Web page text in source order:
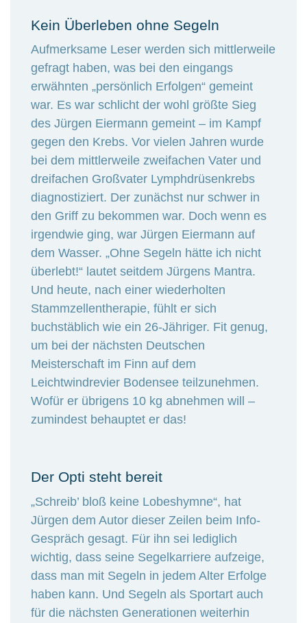
Kein Überleben ohne Segeln
Aufmerksame Leser werden sich mittlerweile
gefragt haben, was bei den eingangs
erwähnten „persönlich Erfolgen“ gemeint
war. Es war schlicht der wohl größte Sieg
des Jürgen Eiermann gemeint – im Kampf
gegen den Krebs. Vor vielen Jahren wurde
bei dem mittlerweile zweifachen Vater und
dreifachen Großvater Lymphdrüsenkrebs
diagnostiziert. Der zunächst nur schwer in
den Griff zu bekommen war. Doch wenn es
irgendwie ging, war Jürgen Eiermann auf
dem Wasser. „Ohne Segeln hätte ich nicht
überlebt!“ lautet seitdem Jürgens Mantra.
Und heute, nach einer wiederholten
Stammzellentherapie, fühlt er sich
buchstäblich wie ein 26-Jähriger. Fit genug,
um bei der nächsten Deutschen
Meisterschaft im Finn auf dem
Leichtwindrevier Bodensee teilzunehmen.
Wofür er übrigens 10 kg abnehmen will –
zumindest behauptet er das!
Der Opti steht bereit
„Schreib’ bloß keine Lobeshymne“, hat
Jürgen dem Autor dieser Zeilen beim Info-
Gespräch gesagt. Für ihn sei lediglich
wichtig, dass seine Segelkarriere aufzeige,
dass man mit Segeln in jedem Alter Erfolge
haben kann. Und Segeln als Sportart auch
für die nächsten Generationen weiterhin